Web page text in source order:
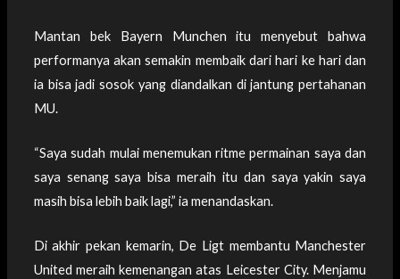
Mantan bek Bayern Munchen itu menyebut bahwa
performanya akan semakin membaik dari hari ke hari dan
ia bisa jadi sosok yang diandalkan di jantung pertahanan
MU.
“Saya sudah mulai menemukan ritme permainan saya dan
saya senang saya bisa meraih itu dan saya yakin saya
masih bisa lebih baik lagi,” ia menandaskan.
Di akhir pekan kemarin, De Ligt membantu Manchester
United meraih kemenangan atas Leicester City. Menjamu